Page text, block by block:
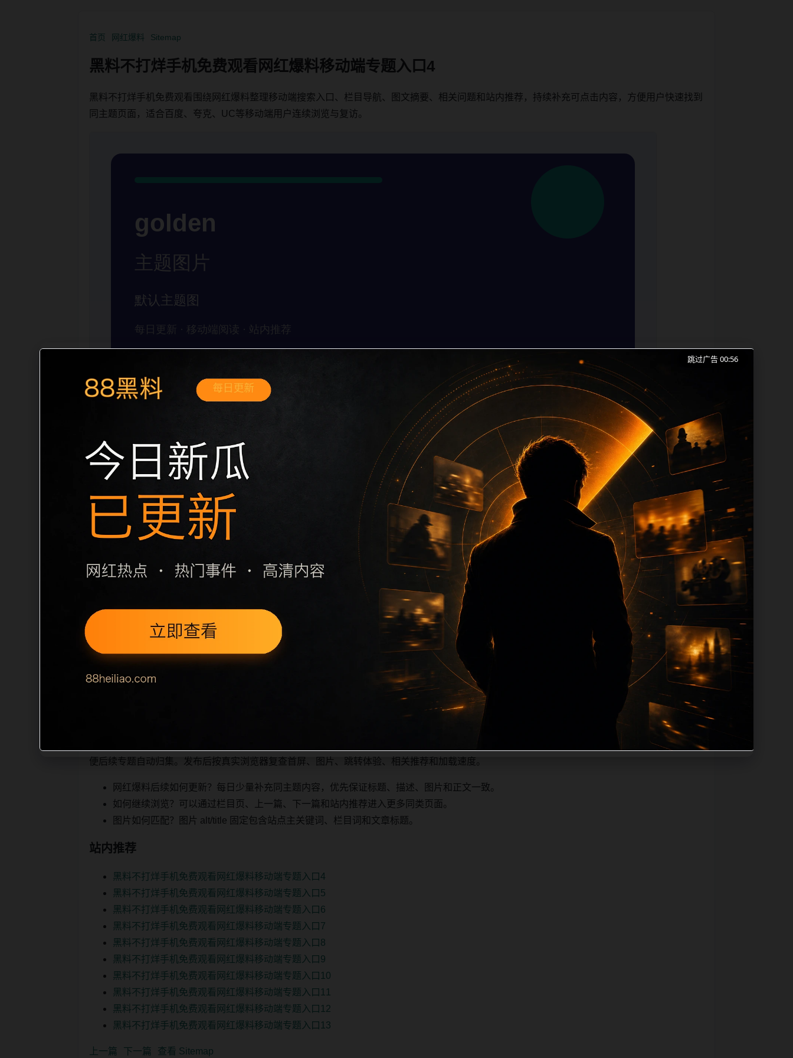
首页 网红爆料 Sitemap
黑料不打烊手机免费观看网红爆料移动端专题入口4
黑料不打烊手机免费观看围绕网红爆料整理移动端搜索入口、栏目导航、图文摘要、相关问题和站内推荐，持续补充可点击内容，方便用户快速找到
同主题页面，适合百度、夸克、UC等移动端用户连续浏览与复访。
黑料不打烊手机免费观看网红爆料移动端专题入口4面向移动端用户的连续浏览场景整理，核心围绕黑料不打烊手机免费观看、网红爆料和同类长尾
需求展开。页面先给出清晰主题，再把相关入口、同类推荐和上下文说明放在同一层级，减少用户来回搜索的成本。内容更新时优先保留真实可点击
入口、稳定标题、明确描述和本地主题图，避免只堆关键词而没有可读信息。第4篇内容用于补齐栏目深度，同时帮助 sitemap、栏目页、首页推荐
形成更自然的内链关系。图片说明统一绑定站点主关键词、栏目词和文章标题，让搜索引擎能够从标题、正文、图片 alt、title
栏目内容归集
之间识别一致主题。后续每日采集时，建议继续执行远程图片本地化、坏图默认图兜底、标题去重和 description 长度过滤。如果同一主题下有多个
相近页面，应通过不同角度补充事件背景、访问场景、相关问题或专题入口，降低站群页面之间的重复感。页面底部保留同类推荐、上一篇下一篇和
sitemap 入口，保证重要页面点击深度尽量控制在三次以内。正文维护时可按用户搜索路径补充三类信息：入口是否稳定、同栏目还有哪些可继续阅
读、移动端打开时图片和摘要是否一致。每次新增内容后同步检查标题、description、canonical、主题图、alt、title和推荐链接，确保页面既能被搜
索引擎理解，也能让真实
用户顺着栏目继续浏览。同站连续更新时避免重复标题和重复首段，优先补充不同关键词、不同栏目词和不同问题角度。栏目页则保留清晰入口，方
便后续专题自动归集。发布后按真实浏览器复查首屏、图片、跳转体验、相关推荐和加载速度。
网红爆料后续如何更新？每日少量补充同主题内容，优先保证标题、描述、图片和正文一致。
如何继续浏览？可以通过栏目页、上一篇、下一篇和站内推荐进入更多同类页面。
图片如何匹配？图片 alt/title 固定包含站点主关键词、栏目词和文章标题。
站内推荐
黑料不打烊手机免费观看网红爆料移动端专题入口4
黑料不打烊手机免费观看网红爆料移动端专题入口5
黑料不打烊手机免费观看网红爆料移动端专题入口6
黑料不打烊手机免费观看网红爆料移动端专题入口7
黑料不打烊手机免费观看网红爆料移动端专题入口8
黑料不打烊手机免费观看网红爆料移动端专题入口9
黑料不打烊手机免费观看网红爆料移动端专题入口10
黑料不打烊手机免费观看网红爆料移动端专题入口11
黑料不打烊手机免费观看网红爆料移动端专题入口12
黑料不打烊手机免费观看网红爆料移动端专题入口13
上一篇 下一篇 查看 Sitemap
跳过广告 00:56